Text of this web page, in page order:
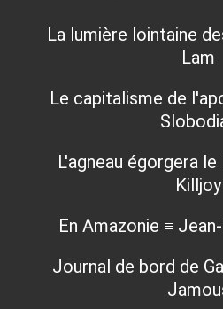
La lumière lointaine
Lam
Le capitalisme de
L'agneau égorgera
Killjoy
En Amazonie ≡
Journal de bord de